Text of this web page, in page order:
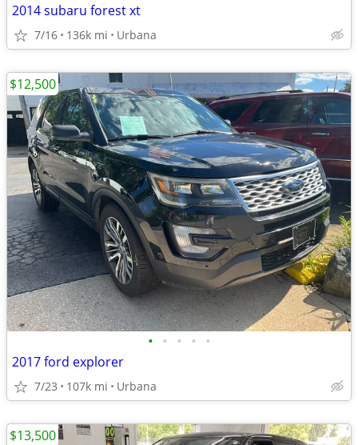
2014 subaru forest xt
7/16 136k mi Urbana
• • • • •
2017 ford explorer
7/23 107k mi Urbana
$12,500
$13,500